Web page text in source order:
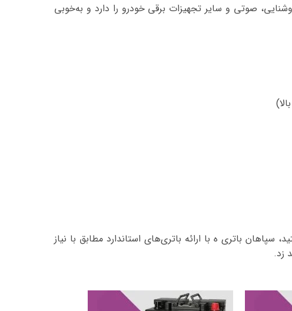
صوتی و سایر تجهیزات برقی خودرو را دارد و به‌خوبی
سپاهان باتری ه با ارائه باتری‌های استاندارد مطابق با نیاز
زد.